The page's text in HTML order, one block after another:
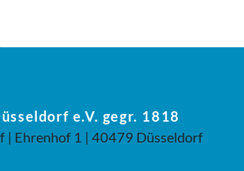
e.V. gegr. 1818
| Ehrenhof 1 | 40479 Düsseldorf